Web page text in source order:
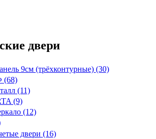
двери
9см (трёхконтурные) (30)
(11)
(9)
(12)
двери (16)